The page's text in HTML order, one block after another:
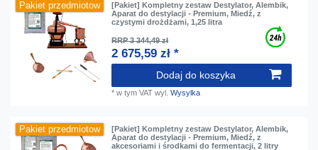
Pakiet przedmiotow
[Pakiet] Kompletny zestaw Destylator, Alembik,
Aparat do destylacji - Premium, Miedź, z
czystymi drożdżami, 1,25 litra
RRP 3 344,49 zł
2 675,59 zł *
Dodaj do koszyka
*w tym VAT wyl.Wysylka
Pakiet przedmiotow
[Pakiet] Kompletny zestaw Destylator, Alembik,
Aparat do destylacji - Premium, Miedź, z
akcesoriami i środkami do fermentacji, 2 litry